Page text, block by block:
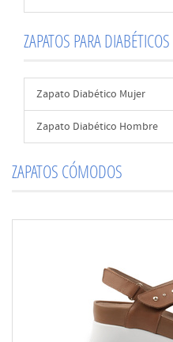
ZAPATOS PARA DIABÉTICOS
Zapato Diabético Mujer
Zapato Diabético Hombre
ZAPATOS CÓMODOS